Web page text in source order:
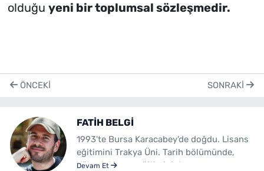
olduğu yeni bir toplumsal sözleşmedir.
ÖNCEKI SONRAKI
FATİH BELGİ
1993'te Bursa Karacabey'de doğdu. Lisans
eğitimini Trakya Üni. Tarih bölümünde,
Yüksek Lisans eğitimini de aynı
Devam Et